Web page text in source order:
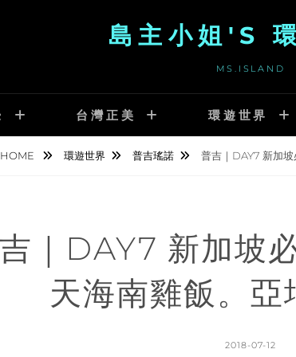
島主小姐'S
MS.ISLAND
台灣正美 環遊世界
HOME 環遊世界 普吉瑤諾 普吉｜DAY7 新加
｜DAY7 新加坡
天海南雞飯。
POSTED
2018-07-12